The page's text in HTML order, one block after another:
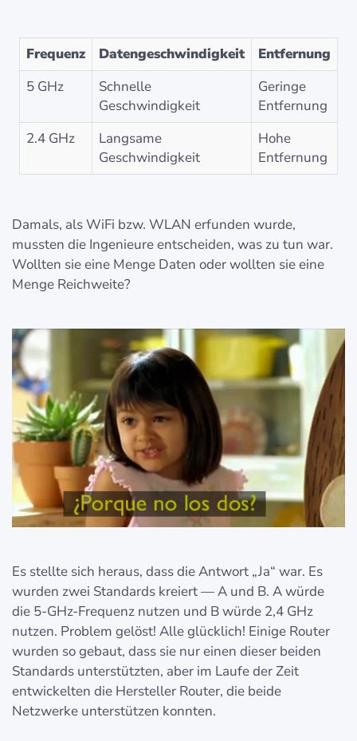
Frequenz Datengeschwindigkeit
Entfernung
5 GHz
Schnelle
Geschwindigkeit
Geringe
Entfernung
2.4 GHz
Langsame
Geschwindigkeit
Hohe
Entfernung
Damals, als WiFi bzw. WLAN erfunden wurde,
mussten die Ingenieure entscheiden, was zu tun war.
Wollten sie eine Menge Daten oder wollten sie eine
Menge Reichweite?
Es stellte sich heraus, dass die Antwort „Ja“ war. Es
wurden zwei Standards kreiert — A und B. A würde
die 5-GHz-Frequenz nutzen und B würde 2,4 GHz
nutzen. Problem gelöst! Alle glücklich! Einige Router
wurden so gebaut, dass sie nur einen dieser beiden
Standards unterstützten, aber im Laufe der Zeit
entwickelten die Hersteller Router, die beide
Netzwerke unterstützen konnten.